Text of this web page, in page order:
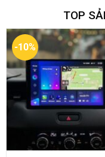
TOP
-10%